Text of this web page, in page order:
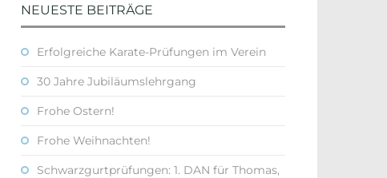
NEUESTE BEITRÄGE
Erfolgreiche Karate-Prüfungen im Verein
30 Jahre Jubiläumslehrgang
Frohe Ostern!
Frohe Weihnachten!
Schwarzgurtprüfungen: 1. DAN für Thomas,